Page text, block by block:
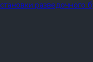
разведочного